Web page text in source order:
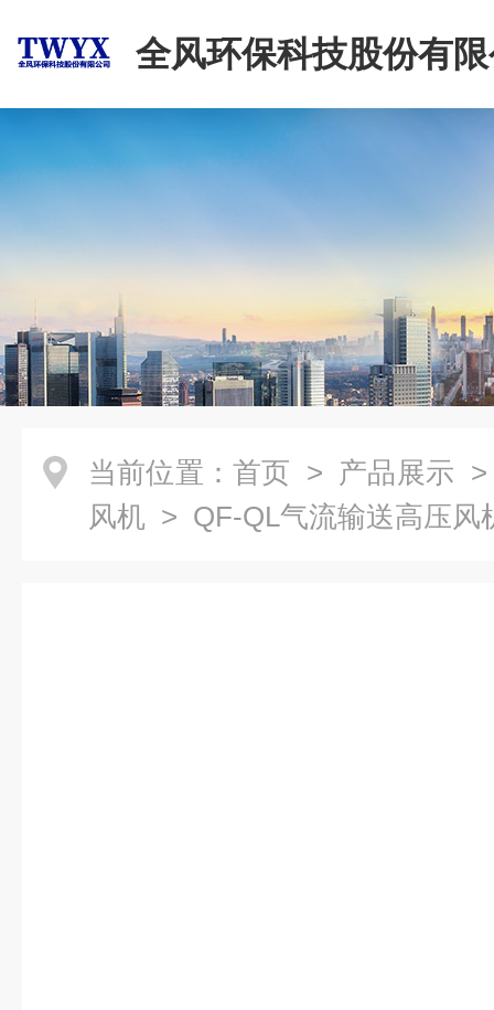
全风环保科技股份有
当前位置： 首页 > 产品展示
风机 > QF-QL气流输送高压风